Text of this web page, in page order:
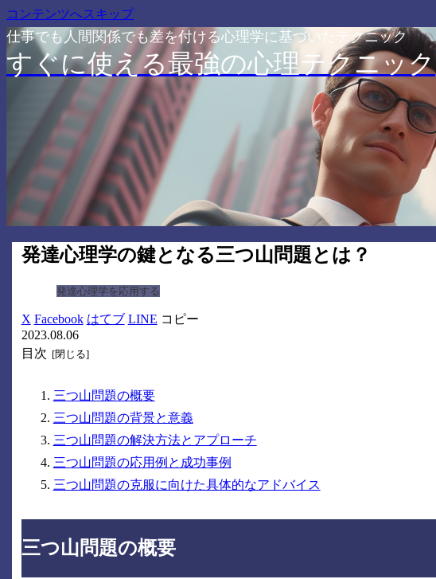
コンテンツへスキップ
仕事でも人間関係でも差を付ける心理学に基づいたテクニック
すぐに使える最強の心理テクニック
発達心理学の鍵となる三つ山問題とは？
発達心理学を応用する
X Facebook はてブ LINE コピー
2023.08.06
目次
三つ山問題の概要
三つ山問題の背景と意義
三つ山問題の解決方法とアプローチ
三つ山問題の応用例と成功事例
三つ山問題の克服に向けた具体的なアドバイス
三つ山問題の概要